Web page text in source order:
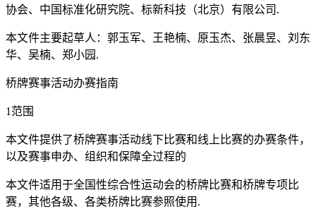
协会、中国标准化研究院、标新科技（北京）有限公司.
本文件主要起草人：郭玉军、王艳楠、原玉杰、张晨昱、刘东
华、吴楠、郑小园.
桥牌赛事活动办赛指南
1范围
本文件提供了桥牌赛事活动线下比赛和线上比赛的办赛条件，
以及赛事申办、组织和保障全过程的
本文件适用于全国性综合性运动会的桥牌比赛和桥牌专项比
赛，其他各级、各类桥牌比赛参照使用.